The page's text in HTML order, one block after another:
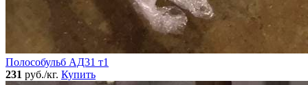
Полособульб АД31 т1
231 руб./кг. Купить